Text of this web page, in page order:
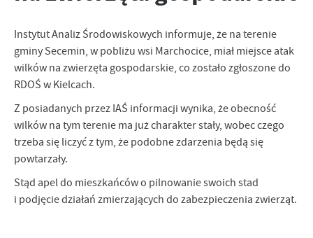
Instytut Analiz Środowiskowych informuje, że na terenie
gminy Secemin, w pobliżu wsi Marchocice, miał miejsce atak
wilków na zwierzęta gospodarskie, co zostało zgłoszone do
RDOŚ w Kielcach.
Z posiadanych przez IAŚ informacji wynika, że obecność
wilków na tym terenie ma już charakter stały, wobec czego
trzeba się liczyć z tym, że podobne zdarzenia będą się
powtarzały.
Stąd apel do mieszkańców o pilnowanie swoich stad
i podjęcie działań zmierzających do zabezpieczenia zwierząt.
personalizację określonych funkcjonalności czy prezentowanych
Dzięki tym plikom cookies możemy zapewnić Ci większy komfort
korzystania z funkcjonalności naszej strony poprzez dopasowanie
jej do Twoich indywidualnych preferencji. Wyrażenie zgody na
funkcjonalne i personalizacyjne pliki cookies gwarantuje
Więcej
Analityczne
Analityczne pliki cookies pomagają nam rozwijać się i
dostosowywać do Twoich potrzeb.
Cookies analityczne pozwalają na uzyskanie informacji w zakresie
wykorzystywania witryny internetowej, miejsca oraz częstotliwości,
ocenę naszych serwisów internetowych pod względem ich
popularności wśród użytkowników. Zgromadzone informacje są
Reklamowe